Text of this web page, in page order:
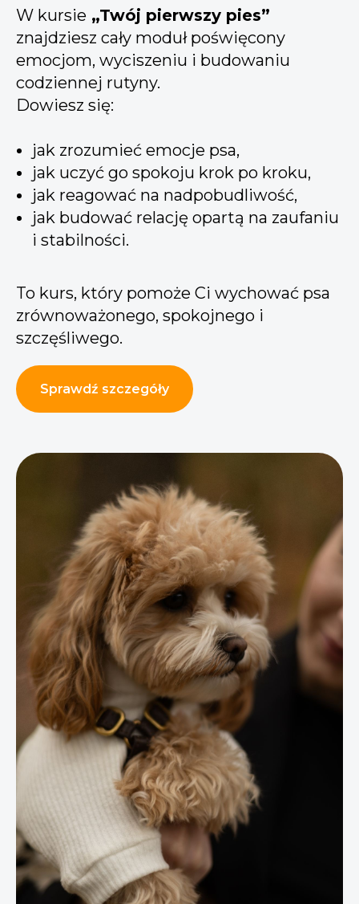
W kursie „Twój pierwszy pies”
znajdziesz cały moduł poświęcony
emocjom, wyciszeniu i budowaniu
codziennej rutyny.
Dowiesz się:
jak zrozumieć emocje psa,
jak uczyć go spokoju krok po kroku,
jak reagować na nadpobudliwość,
jak budować relację opartą na zaufaniu
i stabilności.
To kurs, który pomoże Ci wychować psa
zrównoważonego, spokojnego i
szczęśliwego.
Sprawdź szczegóły